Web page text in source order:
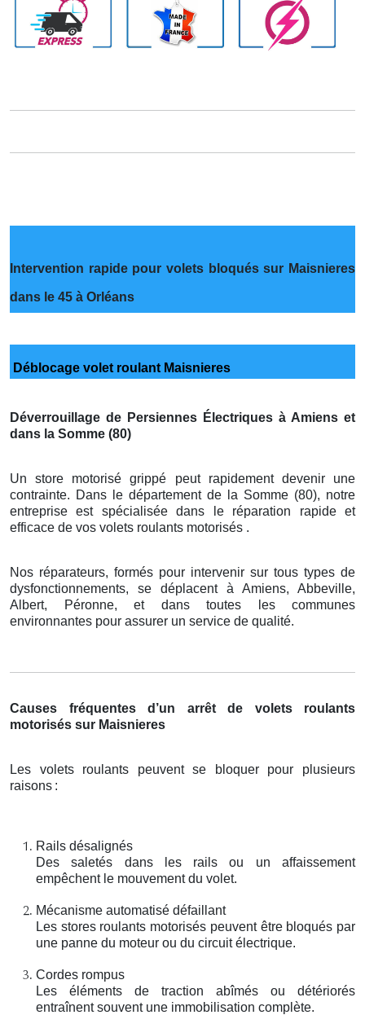
Intervention rapide pour volets bloqués sur Maisnieres
dans le 45 à Orléans
Déblocage volet roulant Maisnieres
Déverrouillage de Persiennes Électriques à Amiens et
dans la Somme (80)
Un store motorisé grippé peut rapidement devenir une
contrainte. Dans le département de la Somme (80), notre
entreprise est spécialisée dans le réparation rapide et
efficace de vos volets roulants motorisés .
Nos réparateurs, formés pour intervenir sur tous types de
dysfonctionnements, se déplacent à Amiens, Abbeville,
Albert, Péronne, et dans toutes les communes
environnantes pour assurer un service de qualité.
Causes fréquentes d’un arrêt de volets roulants
motorisés sur Maisnieres
Les volets roulants peuvent se bloquer pour plusieurs
raisons :
Rails désalignés
Des saletés dans les rails ou un affaissement
empêchent le mouvement du volet.
Mécanisme automatisé défaillant
Les stores roulants motorisés peuvent être bloqués par
une panne du moteur ou du circuit électrique.
Cordes rompus
Les éléments de traction abîmés ou détériorés
entraînent souvent une immobilisation complète.